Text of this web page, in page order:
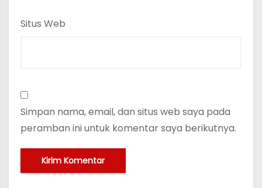
Situs Web
Simpan nama, email, dan situs web saya pada
peramban ini untuk komentar saya berikutnya.